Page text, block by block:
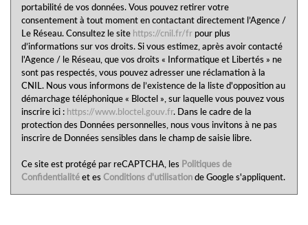
portabilité de vos données. Vous pouvez retirer votre
consentement à tout moment en contactant directement l’Agence /
Le Réseau. Consultez le site https://cnil.fr/frpour plus
d’informations sur vos droits. Si vous estimez, après avoir contacté
l'Agence / le Réseau, que vos droits « Informatique et Libertés » ne
sont pas respectés, vous pouvez adresser une réclamation à la
CNIL. Nous vous informons de l’existence de la liste d'opposition au
démarchage téléphonique « Bloctel », sur laquelle vous pouvez vous
inscrire ici : https://www.bloctel.gouv.fr. Dans le cadre de la
protection des Données personnelles, nous vous invitons à ne pas
inscrire de Données sensibles dans le champ de saisie libre.
Ce site est protégé par reCAPTCHA, les Politiques de
Confidentialitéet es Conditions d'utilisationde Google s'appliquent.